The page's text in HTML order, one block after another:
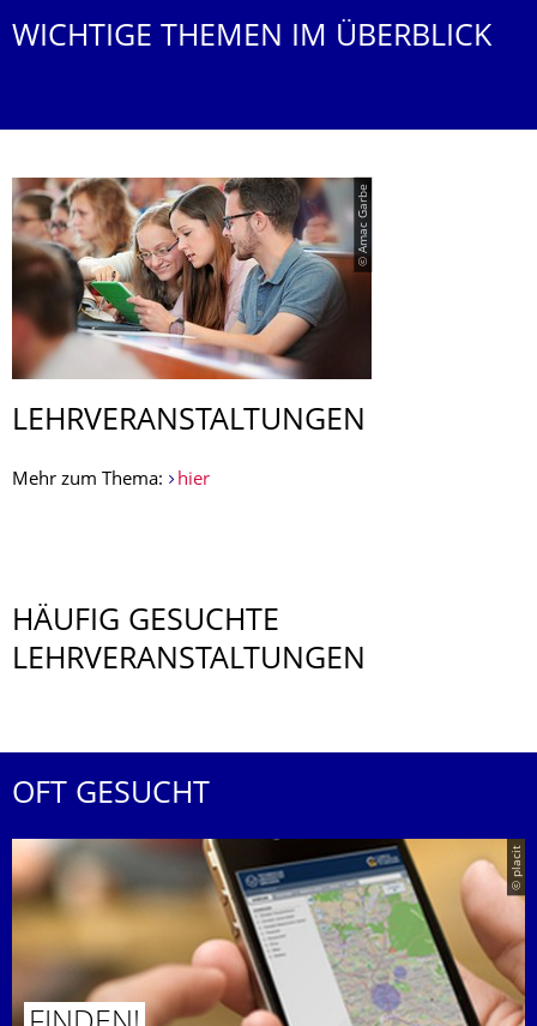
WICHTIGE THEMEN IM ÜBERBLICK
© Amac Garbe
LEHRVERANSTAL­TUNGEN
Mehr zum Thema: hier
HÄUFIG GESUCHTE
LEHRVERANSTALTUNGEN
OFT GESUCHT
© placit